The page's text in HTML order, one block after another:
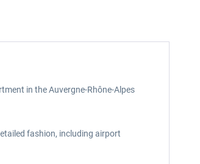
in the Auvergne-Rhône-Alpes
fashion, including airport